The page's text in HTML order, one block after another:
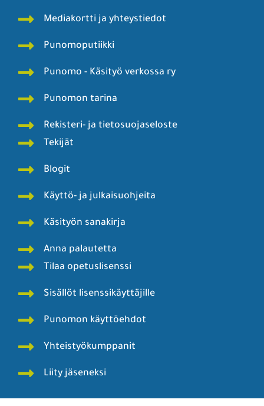
Mediakortti ja yhteystiedot
Punomoputiikki
Punomo - Käsityö verkossa ry
Punomon tarina
Rekisteri- ja tietosuojaseloste
Tekijät
Blogit
Käyttö- ja julkaisuohjeita
Käsityön sanakirja
Anna palautetta
Tilaa opetuslisenssi
Sisällöt lisenssikäyttäjille
Punomon käyttöehdot
Yhteistyökumppanit
Liity jäseneksi